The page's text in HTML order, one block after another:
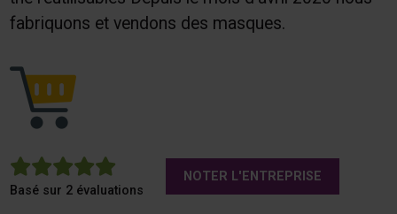
fabriquons et vendons des masques.
5
Basé sur 2 évaluations
NOTER L'ENTREPRISE